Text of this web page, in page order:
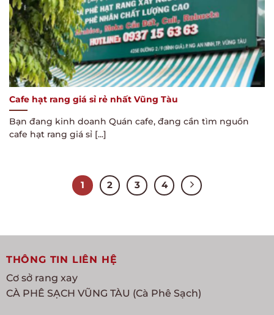
Cafe hạt rang giá sỉ rẻ nhất Vũng Tàu
Bạn đang kinh doanh Quán cafe, đang cần tìm nguồn
cafe hạt rang giá sỉ [...]
1 2 3 4
THÔNG TIN LIÊN HỆ
Cơ sở rang xay
CÀ PHÊ SẠCH VŨNG TÀU (Cà Phê Sạch)